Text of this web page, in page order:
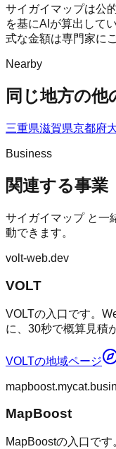
サイガイマップは公
を基にAIが算出して
式な金額は専門家に
Nearby
同じ地方の他
三重県滋賀県京都府
Business
関連する事業
サイガイマップと一
動できます。
volt-web.dev
VOLT
VOLTの入口です。
に、30秒で概算見積
VOLTの地域ページ
MapBoost
MapBoostの入口で